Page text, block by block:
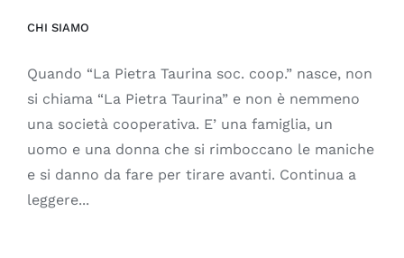
CHI SIAMO
Quando “La Pietra Taurina soc. coop.” nasce, non
si chiama “La Pietra Taurina” e non è nemmeno
una società cooperativa. E’ una famiglia, un
uomo e una donna che si rimboccano le maniche
e si danno da fare per tirare avanti. Continua a
leggere...